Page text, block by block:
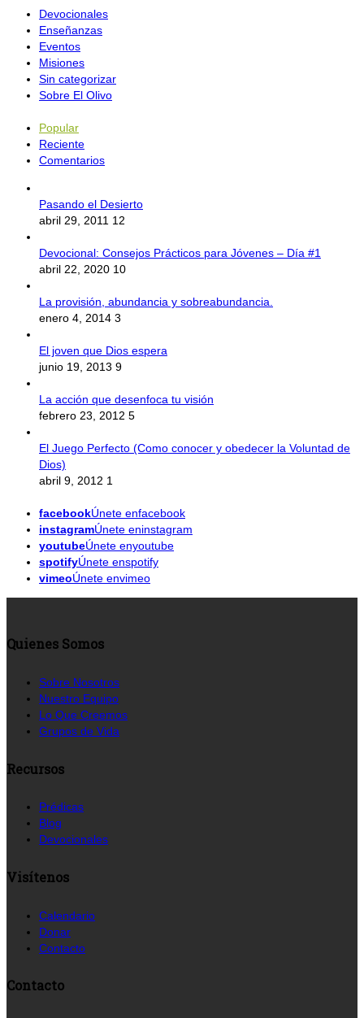
Devocionales
Enseñanzas
Eventos
Misiones
Sin categorizar
Sobre El Olivo
Popular
Reciente
Comentarios
Pasando el Desierto
abril 29, 2011 12
Devocional: Consejos Prácticos para Jóvenes – Día #1
abril 22, 2020 10
La provisión, abundancia y sobreabundancia.
enero 4, 2014 3
El joven que Dios espera
junio 19, 2013 9
La acción que desenfoca tu visión
febrero 23, 2012 5
El Juego Perfecto (Como conocer y obedecer la Voluntad de
Dios)
abril 9, 2012 1
facebookÚnete enfacebook
instagramÚnete eninstagram
youtubeÚnete enyoutube
spotifyÚnete enspotify
vimeoÚnete envimeo
Quienes Somos
Sobre Nosotros
Nuestro Equipo
Lo Que Creemos
Grupos de Vida
Recursos
Prédicas
Blog
Devocionales
Visítenos
Calendario
Donar
Contacto
Contacto